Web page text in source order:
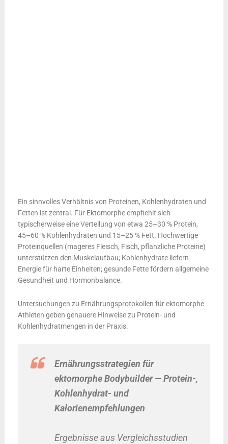
Ein sinnvolles Verhältnis von Proteinen, Kohlenhydraten und
Fetten ist zentral. Für Ektomorphe empfiehlt sich
typischerweise eine Verteilung von etwa 25–30 % Protein,
45–60 % Kohlenhydraten und 15–25 % Fett. Hochwertige
Proteinquellen (mageres Fleisch, Fisch, pflanzliche Proteine)
unterstützen den Muskelaufbau; Kohlenhydrate liefern
Energie für harte Einheiten; gesunde Fette fördern allgemeine
Gesundheit und Hormonbalance.
Untersuchungen zu Ernährungsprotokollen für ektomorphe
Athleten geben genauere Hinweise zu Protein- und
Kohlenhydratmengen in der Praxis.
Ernährungsstrategien für
ektomorphe Bodybuilder — Protein-,
Kohlenhydrat- und
Kalorienempfehlungen
Ergebnisse aus Vergleichsstudien